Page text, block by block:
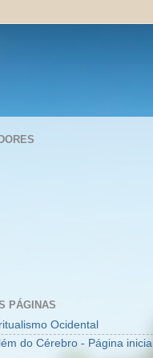
PÁGINAS
Ocidental
do Cérebro - Página inicial